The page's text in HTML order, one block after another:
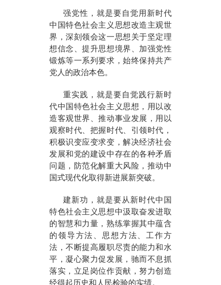
强党性，就是要自觉用新时代
中国特色社会主义思想改造主观世
界，深刻领会这一思想关于坚定理
想信念、提升思想境界、加强党性
锻炼等一系列要求，始终保持共产
党人的政治本色。
重实践，就是要自觉践行新时
代中国特色社会主义思想，用以改
造客观世界、推动事业发展，用以
观察时代、把握时代、引领时代，
积极识变应变求变，解决经济社会
发展和党的建设中存在的各种矛盾
问题，防范化解重大风险，推动中
国式现代化取得新进展新突破。
建新功，就是要从新时代中国
特色社会主义思想中汲取奋发进取
的智慧和力量，熟练掌握其中蕴含
的领导方法、思想方法、工作方
法，不断提高履职尽责的能力和水
平，凝心聚力促发展，驰而不息抓
落实，立足岗位作贡献，努力创造
经得起历史和人民检验的实绩。